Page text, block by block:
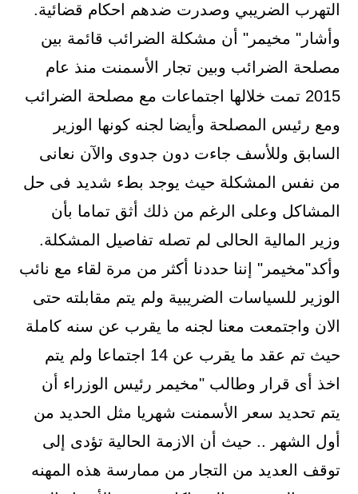
التهرب الضريبي وصدرت ضدهم احكام قضائية.
وأشار" مخيمر" أن مشكلة الضرائب قائمة بين
مصلحة الضرائب وبين تجار الأسمنت منذ عام
2015 تمت خلالها اجتماعات مع مصلحة الضرائب
ومع رئيس المصلحة وأيضا لجنه كونها الوزير
السابق وللأسف جاءت دون جدوى والآن نعانى
من نفس المشكلة حيث يوجد بطء شديد فى حل
المشاكل وعلى الرغم من ذلك أثق تماما بأن
وزير المالية الحالى لم تصله تفاصيل المشكلة.
وأكد"مخيمر" إننا حددنا أكثر من مرة لقاء مع نائب
الوزير للسياسات الضريبية ولم يتم مقابلته حتى
الان واجتمعت معنا لجنه ما يقرب عن سنه كاملة
حيث تم عقد ما يقرب عن 14 اجتماعا ولم يتم
اخذ أى قرار وطالب "مخيمر رئيس الوزراء أن
يتم تحديد سعر الأسمنت شهريا مثل الحديد من
أول الشهر .. حيث أن الازمة الحالية تؤدى إلى
توقف العديد من التجار من ممارسة هذه المهنه